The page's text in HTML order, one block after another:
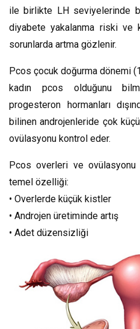
ile birlikte LH seviyelerinde
diyabete yakalanma riski
sorunlarda artma gözlenir.
Pcos çocuk doğurma dönemi
kadın pcos olduğunu
progesteron hormanları
bilinen androjenleride çok
ovülasyonu kontrol eder.
Pcos overleri ve
temel özelliği:
• Overlerde küçük kistler
• Androjen üretiminde artış
• Adet düzensizliği